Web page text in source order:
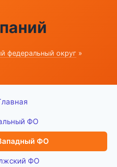
федеральный округ »
ФО
ФО
ФО